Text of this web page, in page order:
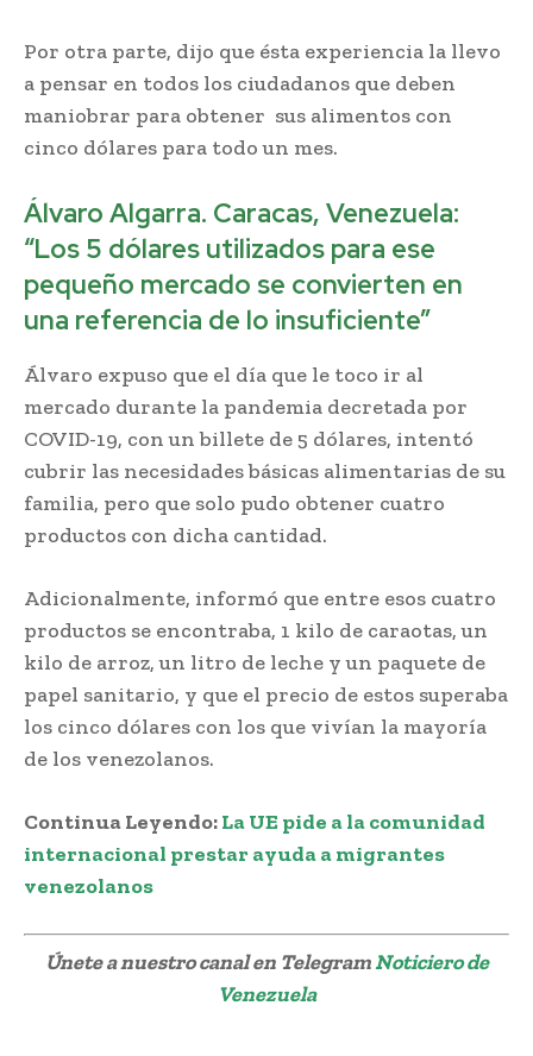
Por otra parte, dijo que ésta experiencia la llevo
a pensar en todos los ciudadanos que deben
maniobrar para obtener sus alimentos con
cinco dólares para todo un mes.
Álvaro Algarra. Caracas, Venezuela:
“Los 5 dólares utilizados para ese
pequeño mercado se convierten en
una referencia de lo insuficiente”
Álvaro expuso que el día que le toco ir al
mercado durante la pandemia decretada por
COVID-19, con un billete de 5 dólares, intentó
cubrir las necesidades básicas alimentarias de su
familia, pero que solo pudo obtener cuatro
productos con dicha cantidad.
Adicionalmente, informó que entre esos cuatro
productos se encontraba, 1 kilo de caraotas, un
kilo de arroz, un litro de leche y un paquete de
papel sanitario, y que el precio de estos superaba
los cinco dólares con los que vivían la mayoría
de los venezolanos.
Continua Leyendo:La UE pide a la comunidad
internacional prestar ayuda a migrantes
venezolanos
Únete a nuestro canal en TelegramNoticiero de
Venezuela